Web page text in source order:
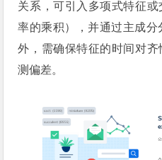
关系，可引入多项式特征
率的乘积），并通过主成
外，需确保特征的时间对
测偏差。